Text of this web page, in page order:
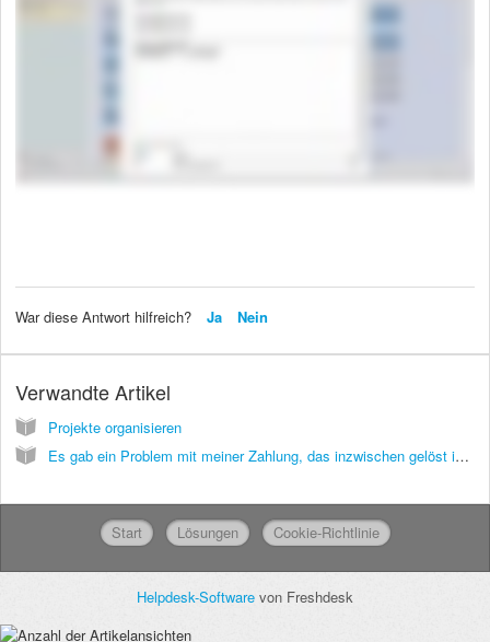
War diese Antwort hilfreich? Ja Nein
Verwandte Artikel
Projekte organisieren
Es gab ein Problem mit meiner Zahlung, das inzwischen gelöst ist. Trotzdem trackt RankTracker seitdem meine Projekte nicht mehr.
Start Lösungen Cookie-Richtlinie
Helpdesk-Software von Freshdesk